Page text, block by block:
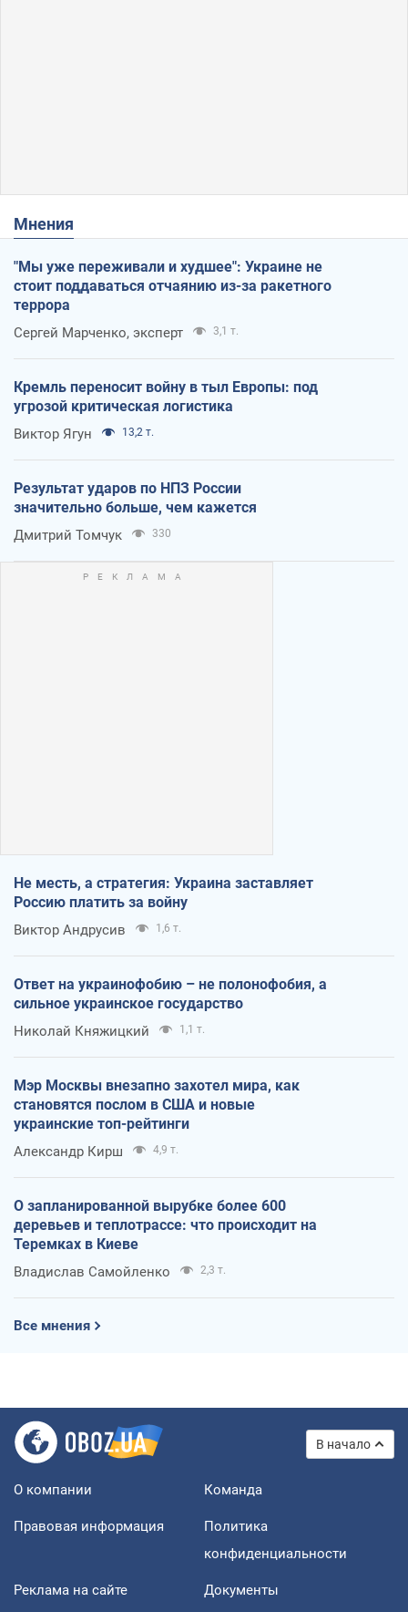
Мнения
"Мы уже переживали и худшее": Украине не
стоит поддаваться отчаянию из-за ракетного
террора
Сергей Марченко, эксперт 3,1 т.
Кремль переносит войну в тыл Европы: под
угрозой критическая логистика
Виктор Ягун 13,2 т.
Результат ударов по НПЗ России
значительно больше, чем кажется
Дмитрий Томчук 330
Не месть, а стратегия: Украина заставляет
Россию платить за войну
Виктор Андрусив 1,6 т.
Ответ на украинофобию – не полонофобия, а
сильное украинское государство
Николай Княжицкий 1,1 т.
Мэр Москвы внезапно захотел мира, как
становятся послом в США и новые
украинские топ-рейтинги
Александр Кирш 4,9 т.
О запланированной вырубке более 600
деревьев и теплотрассе: что происходит на
Теремках в Киеве
Владислав Самойленко 2,3 т.
Все мнения
В начало
О компании Команда
Правовая информация
Политика
конфиденциальности
Реклама на сайте Документы